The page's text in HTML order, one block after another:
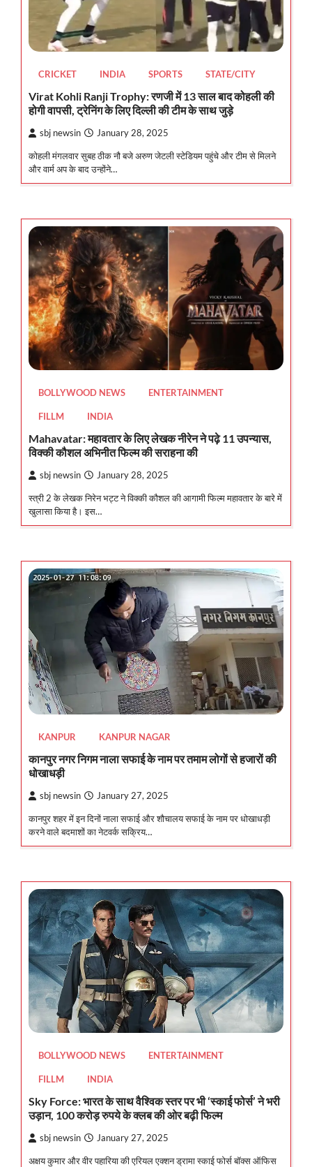
CRICKET INDIA SPORTS STATE/CITY
Virat Kohli Ranji Trophy: रणजी में 13 साल बाद कोहली की
होगी वापसी, ट्रेनिंग के लिए दिल्ली की टीम के साथ जुड़े
sbj newsin January 28, 2025
कोहली मंगलवार सुबह ठीक नौ बजे अरुण जेटली स्टेडियम पहुंचे और टीम से मिलने
और वार्म अप के बाद उन्होंने…
BOLLYWOOD NEWS ENTERTAINMENT
FILLM INDIA
Mahavatar: महावतार के लिए लेखक नीरेन ने पढ़े 11 उपन्यास,
विक्की कौशल अभिनीत फिल्म की सराहना की
sbj newsin January 28, 2025
स्त्री 2 के लेखक निरेन भट्ट ने विक्की कौशल की आगामी फिल्म महावतार के बारे में
खुलासा किया है। इस…
KANPUR KANPUR NAGAR
कानपुर नगर निगम नाला सफाई के नाम पर तमाम लोगों से हजारों की
धोखाधड़ी
sbj newsin January 27, 2025
कानपुर शहर में इन दिनों नाला सफाई और शौचालय सफाई के नाम पर धोखाधड़ी
करने वाले बदमाशों का नेटवर्क सक्रिय…
BOLLYWOOD NEWS ENTERTAINMENT
FILLM INDIA
Sky Force: भारत के साथ वैश्विक स्तर पर भी ‘स्काई फोर्स’ ने भरी
उड़ान, 100 करोड़ रुपये के क्लब की ओर बढ़ी फिल्म
sbj newsin January 27, 2025
अक्षय कुमार और वीर पहारिया की एरियल एक्शन ड्रामा स्काई फोर्स बॉक्स ऑफिस